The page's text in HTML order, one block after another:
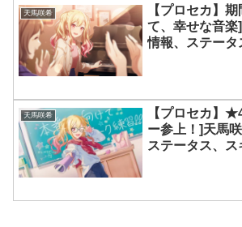
天馬咲希
【プロセカ】
て、幸せな音
情報、ステータ
天馬咲希
【プロセカ】
ー参上！]天馬
ステータス、